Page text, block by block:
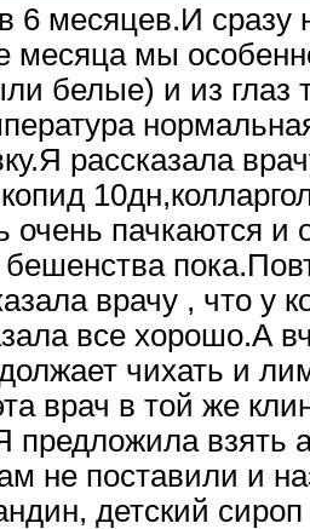
6 месяцев.И сразу
месяца мы
белые) и из глаз
рассказала
очень пачкаются и
бешенства
врачу , что у
все хорошо.А
чихать и
врач в той же
предложила взять
не поставили и
детский